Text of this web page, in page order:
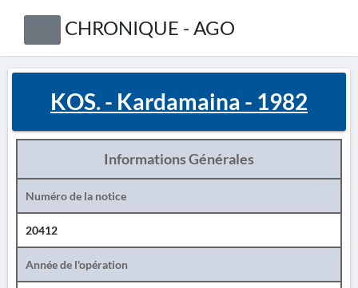
CHRONIQUE - AGO
KOS. - Kardamaina - 1982
Informations Générales
Numéro de la notice
20412
Année de l'opération